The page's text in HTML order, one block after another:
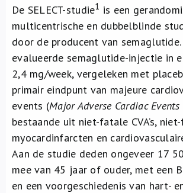
De SELECT-studie1 is een
multicentrische en dubbelblinde
door de producent van
evalueerde semaglutide-injectie in
2,4 mg/week, vergeleken met
primair eindpunt van majeure
events (Major Adverse Cardiac Events
bestaande uit niet-fatale CVA’s,
myocardinfarcten en
Aan de studie deden ongeveer 17
mee van 45 jaar of ouder, met een
en een voorgeschiedenis van hart-